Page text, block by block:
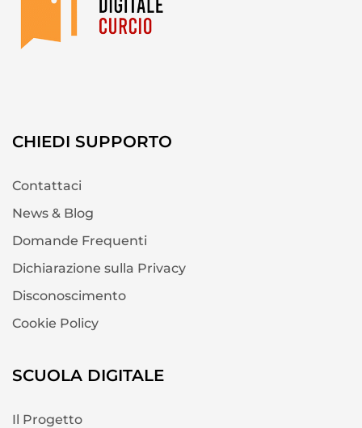
CHIEDI SUPPORTO
Contattaci
News & Blog
Domande Frequenti
Dichiarazione sulla Privacy
Disconoscimento
Cookie Policy
SCUOLA DIGITALE
Il Progetto